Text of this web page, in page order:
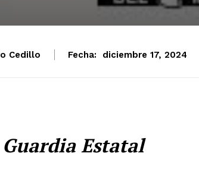
Cedillo Fecha: diciembre 17, 2024
Estatal